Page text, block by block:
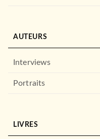
AUTEURS
Interviews
Portraits
LIVRES